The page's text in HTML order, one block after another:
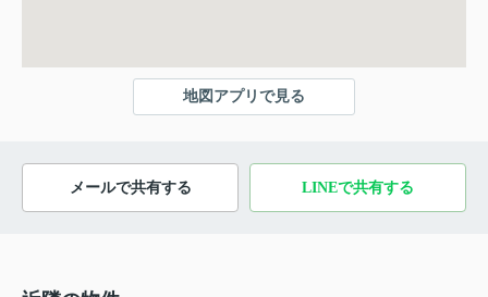
地図アプリで見る
メールで共有する LINEで共有する